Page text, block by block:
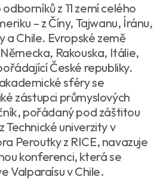
z 11 zemí celého
– z Číny, Tajwanu, Íránu,
a Chile. Evropské země
Rakouska, Itálie,
České republiky.
sféry se
zástupci průmyslových
pořádaný pod záštitou
univerzity v
Peroutky z RICE, navazuje
konferenci, která se
Valparaísu v Chile.